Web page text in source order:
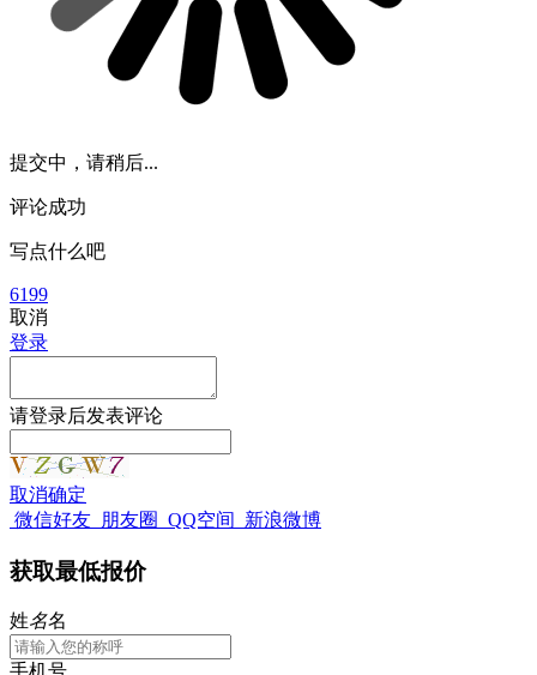
提交中，请稍后...
评论成功
写点什么吧
6199
取消
登录
请登录后发表评论
取消确定
微信好友 朋友圈 QQ空间 新浪微博
获取最低报价
姓名名